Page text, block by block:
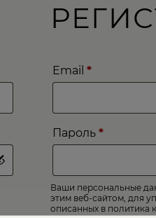
Email*
Пароль*
Ваши персональные
этим веб-сайтом, для
описанных в политика